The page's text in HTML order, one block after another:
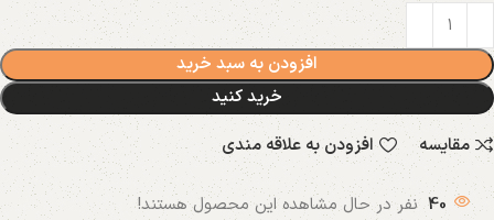
افزودن به سبد خرید
خرید کنید
مقایسه
افزودن به علاقه مندی
40 نفر در حال مشاهده این محصول هستند!